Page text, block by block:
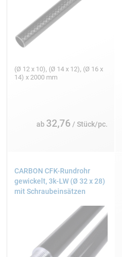
(Ø 12 x 10), (Ø 14 x 12), (Ø 16 x
14) x 2000 mm
ab 32,76 / Stück/pc.
CARBON CFK-Rundrohr
gewickelt, 3k-LW (Ø 32 x 28)
mit Schraubeinsätzen